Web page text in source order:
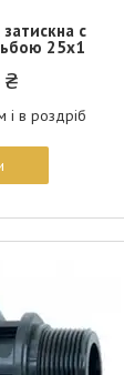
c
25х1
₴
і в роздріб